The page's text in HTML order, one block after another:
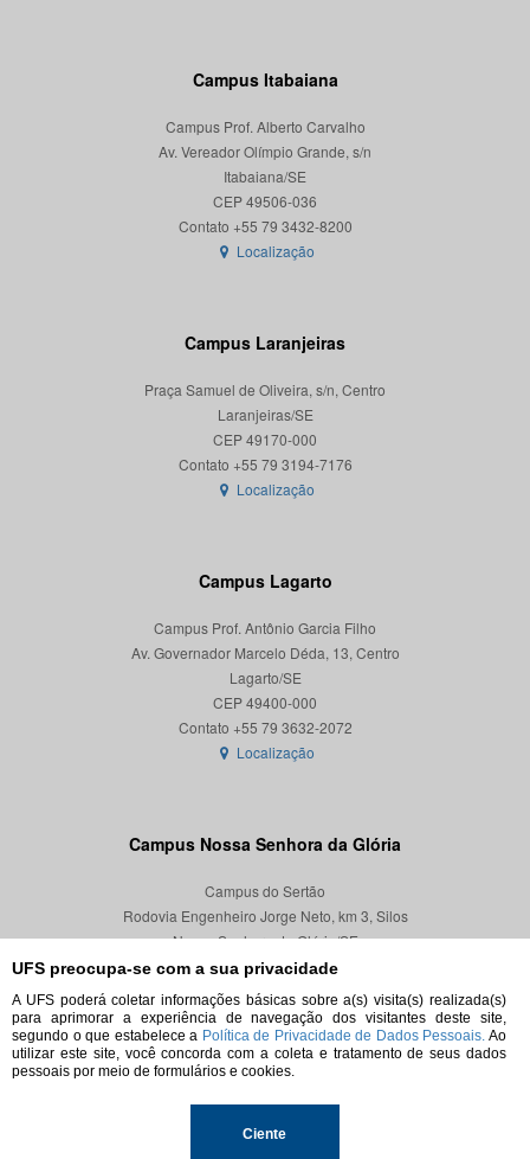
UFS preocupa-se com a sua privacidade
A UFS poderá coletar informações básicas sobre a(s) visita(s) realizada(s)
para aprimorar a experiência de navegação dos visitantes deste site,
segundo o que estabelece a Política de Privacidade de Dados Pessoais. Ao
utilizar este site, você concorda com a coleta e tratamento de seus dados
pessoais por meio de formulários e cookies.
Ciente
Campus Itabaiana
Campus Prof. Alberto Carvalho
Av. Vereador Olímpio Grande, s/n
Itabaiana/SE
CEP 49506-036
Localização
Campus Laranjeiras
Praça Samuel de Oliveira, s/n, Centro
Laranjeiras/SE
CEP 49170-000
Localização
Campus Lagarto
Campus Prof. Antônio Garcia Filho
Av. Governador Marcelo Déda, 13, Centro
Lagarto/SE
CEP 49400-000
Localização
Campus Nossa Senhora da Glória
Campus do Sertão
Rodovia Engenheiro Jorge Neto, km 3, Silos
Nossa Senhora da Glória/SE
CEP 49680-000
Localização
© 2026. Todos os direitos reservados.